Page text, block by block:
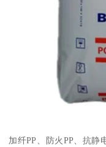
加纤PP 、防火 PP 、抗静